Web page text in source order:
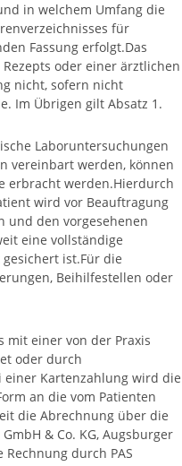
in welchem Umfang die
für
Fassung erfolgt.Das
oder einer ärztlichen
nicht, sofern nicht
Im Übrigen gilt Absatz 1.
Laboruntersuchungen
vereinbart werden, können
erbracht werden.Hierdurch
wird vor Beauftragung
und den vorgesehenen
eine vollständige
ist.Für die
Beihilfestellen oder
mit einer von der Praxis
oder durch
einer Kartenzahlung wird die
an die vom Patienten
die Abrechnung über die
& Co. KG, Augsburger
durch PAS